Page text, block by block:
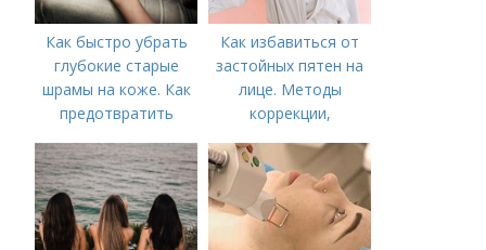
Как быстро убрать
глубокие старые
шрамы на коже. Как
предотвратить
Как избавиться от
застойных пятен на
лице. Методы
коррекции,
акне и удаления
рубцов и шрамов
постакне